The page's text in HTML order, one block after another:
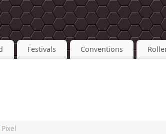
Festivals Conventions
Pixel